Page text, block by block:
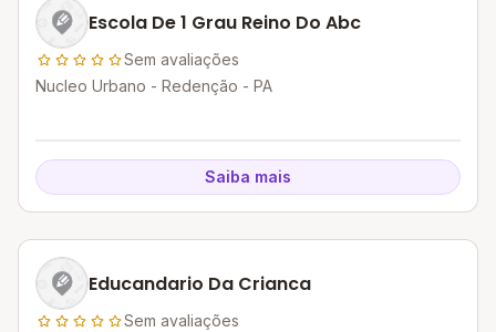
Escola De 1 Grau Reino Do Abc
Sem avaliações
Nucleo Urbano - Redenção - PA
Saiba mais
Educandario Da Crianca
Sem avaliações